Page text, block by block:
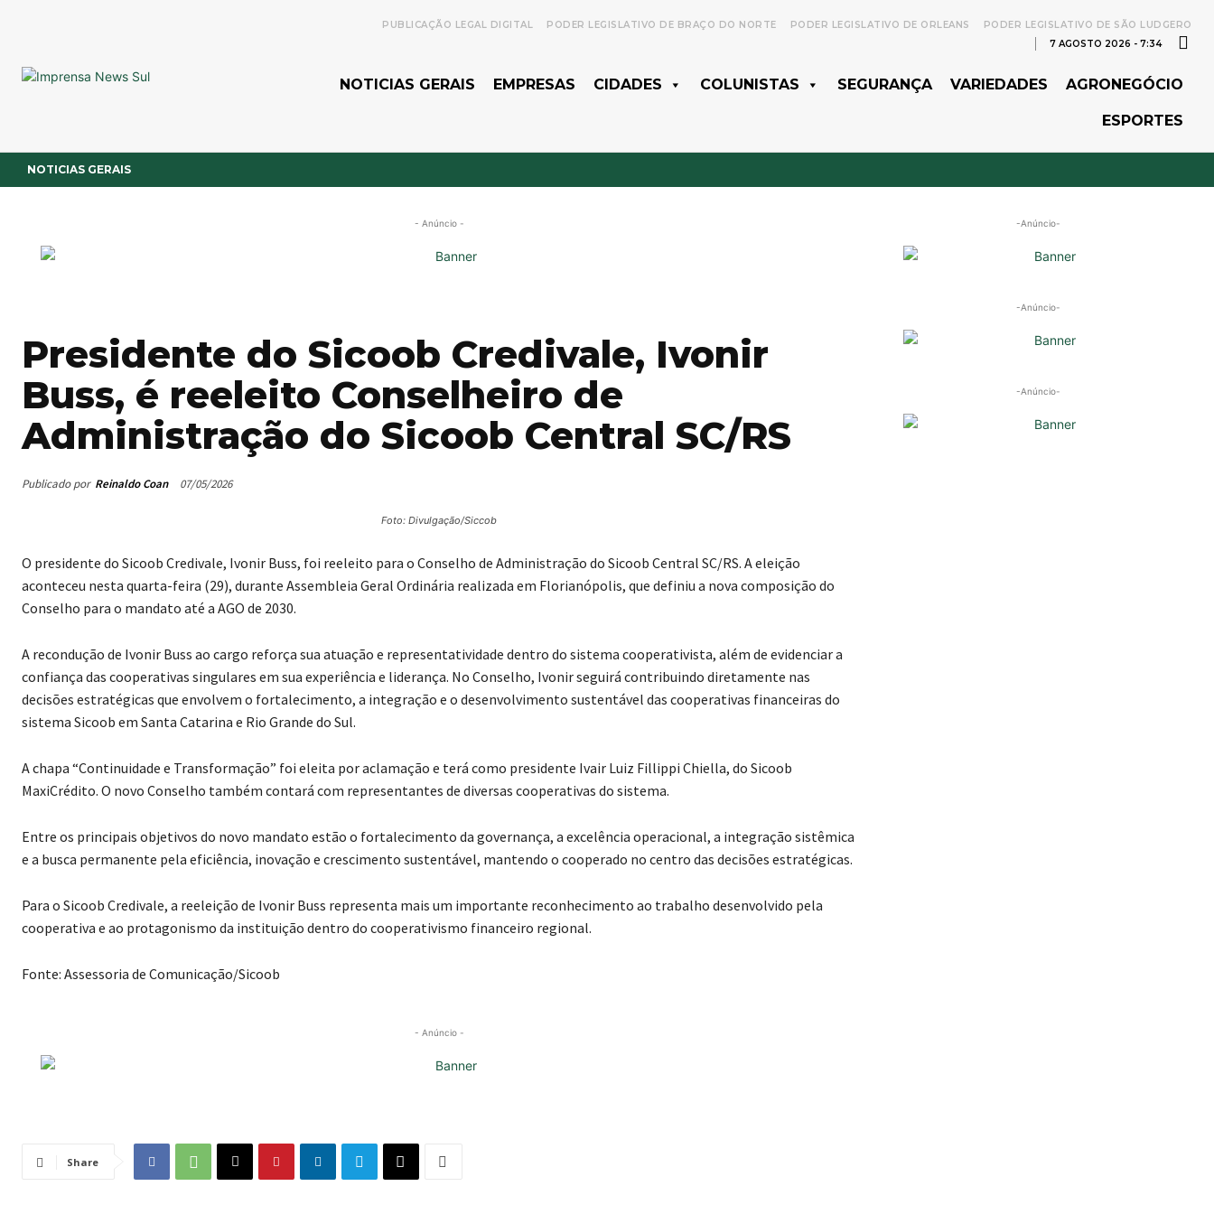
PUBLICAÇÃO LEGAL DIGITAL PODER LEGISLATIVO DE BRAÇO DO NORTE PODER LEGISLATIVO DE ORLEANS
PODER LEGISLATIVO DE SÃO LUDGERO
7 AGOSTO 2026 - 7:34
NOTICIAS GERAIS EMPRESAS CIDADES COLUNISTAS SEGURANÇA VARIEDADES AGRONEGÓCIO
ESPORTES
NOTICIAS GERAIS
- Anúncio -
Presidente do Sicoob Credivale, Ivonir
Buss, é reeleito Conselheiro de
Administração do Sicoob Central SC/RS
Publicado por Reinaldo Coan 07/05/2026
Foto: Divulgação/Siccob
O presidente do Sicoob Credivale, Ivonir Buss, foi reeleito para o Conselho de Administração do Sicoob Central SC/RS. A eleição
aconteceu nesta quarta-feira (29), durante Assembleia Geral Ordinária realizada em Florianópolis, que definiu a nova composição do
Conselho para o mandato até a AGO de 2030.
A recondução de Ivonir Buss ao cargo reforça sua atuação e representatividade dentro do sistema cooperativista, além de evidenciar a
confiança das cooperativas singulares em sua experiência e liderança. No Conselho, Ivonir seguirá contribuindo diretamente nas
decisões estratégicas que envolvem o fortalecimento, a integração e o desenvolvimento sustentável das cooperativas financeiras do
sistema Sicoob em Santa Catarina e Rio Grande do Sul.
A chapa “Continuidade e Transformação” foi eleita por aclamação e terá como presidente Ivair Luiz Fillippi Chiella, do Sicoob
MaxiCrédito. O novo Conselho também contará com representantes de diversas cooperativas do sistema.
Entre os principais objetivos do novo mandato estão o fortalecimento da governança, a excelência operacional, a integração sistêmica
e a busca permanente pela eficiência, inovação e crescimento sustentável, mantendo o cooperado no centro das decisões estratégicas.
Para o Sicoob Credivale, a reeleição de Ivonir Buss representa mais um importante reconhecimento ao trabalho desenvolvido pela
cooperativa e ao protagonismo da instituição dentro do cooperativismo financeiro regional.
Fonte: Assessoria de Comunicação/Sicoob
- Anúncio -
Share
-Anúncio-
-Anúncio-
-Anúncio-